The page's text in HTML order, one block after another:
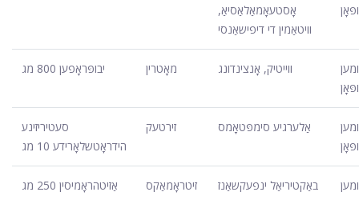
אָסטעאָמאַלאַסיאַ,
וויטאַמין די דיפישאַנסי
יבופּראָפען 800 מג מאָטרין ווייטיק, אָנצינדונג
סעטיריזינע
הידראָטשלאָרידע 10 מג
זירטעק אַלערגיע סימפּטאָמס
אַזיטהראָמיסין 250 מג זיטראָמאַקס באַקטיריאַל ינפעקשאַנז